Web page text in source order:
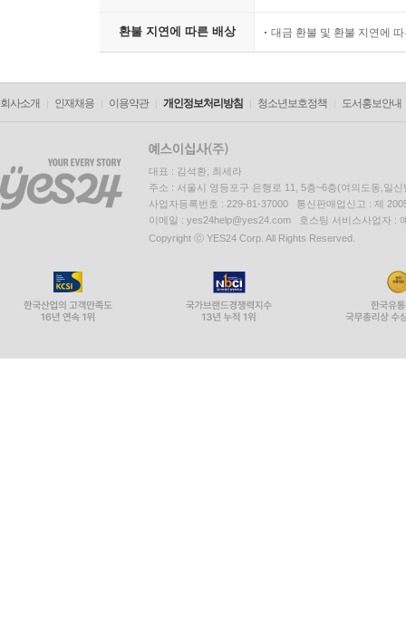
환불 지연에 따른 배상 대금 환불 및 환불 지연에
회사소개 인재채용 이용약관 개인정보처리방침 청소년보호정책 도서홍보안내
대표 : 김석환, 최세라
주소 : 서울시 영등포구 은행로 11, 5층~6층(여의도동,일신
사업자등록번호 : 229-81-37000 통신판매업신고 : 제
이메일 : yes24help@yes24.com 호스팅 서비스사업자 :
Copyright ⓒ YES24 Corp. All Rights Reserved.